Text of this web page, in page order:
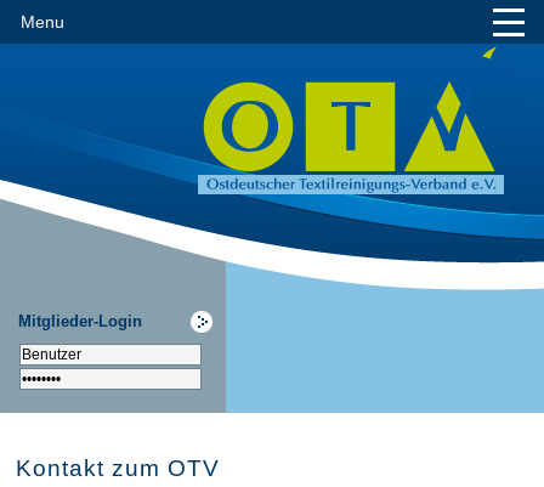
Menu
Mitglieder-Login
Kontakt zum OTV